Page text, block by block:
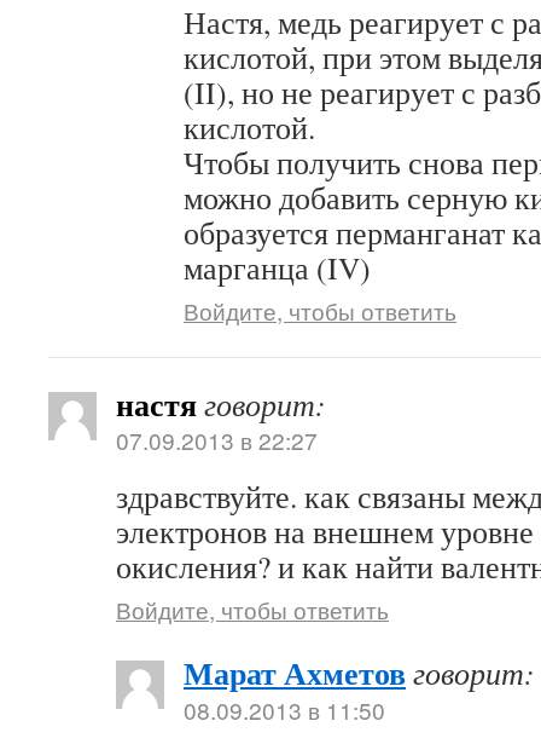
Настя, медь реагирует с
кислотой, при этом
(II), но не реагирует с
кислотой.
Чтобы получить снова
можно добавить серную
образуется перманганат
марганца (IV)
Войдите, чтобы ответить
настяговорит:
07.09.2013 в 22:27
здравствуйте. как связаны
электронов на внешнем уровне
окисления? и как найти
Войдите, чтобы ответить
Марат Ахметовговорит:
08.09.2013 в 11:50